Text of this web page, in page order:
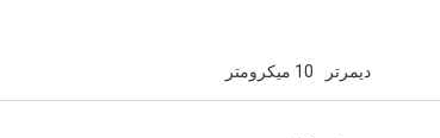
ديمرتر 10 ميكرومتر